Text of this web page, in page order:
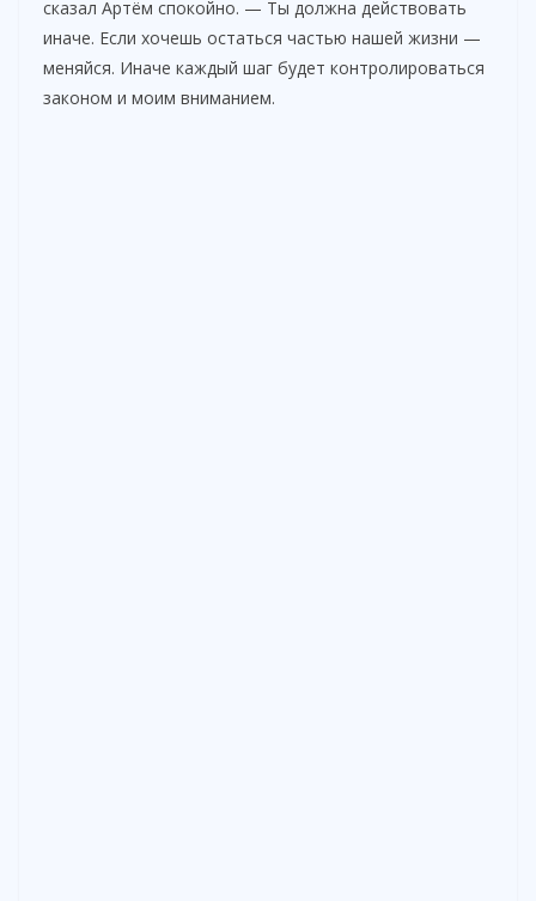
сказал Артём спокойно. — Ты должна действовать
иначе. Если хочешь остаться частью нашей жизни —
меняйся. Иначе каждый шаг будет контролироваться
законом и моим вниманием.